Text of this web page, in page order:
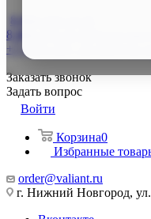
8 800-250-14-45
+7 (831) 267- 20-10
Заказать звонок
Задать вопрос
Войти
Корзина0
Избранные
order@valiant.ru
г. Нижний Новгород,